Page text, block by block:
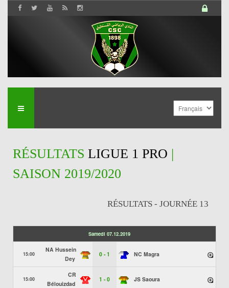
RÉSULTATS LIGUE 1 PRO |
SAISON 2019/2020
RÉSULTATS - JOURNÉE 13
Samedi 07.12.2019
15:00
NA Hussein
Dey
0 - 1 NC Magra
15:00
CR
Bélouizdad
1 - 0 JS Saoura